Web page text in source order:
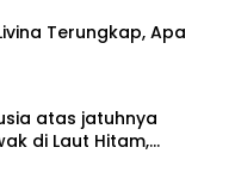
Terungkap, Apa
atas jatuhnya
di Laut Hitam,